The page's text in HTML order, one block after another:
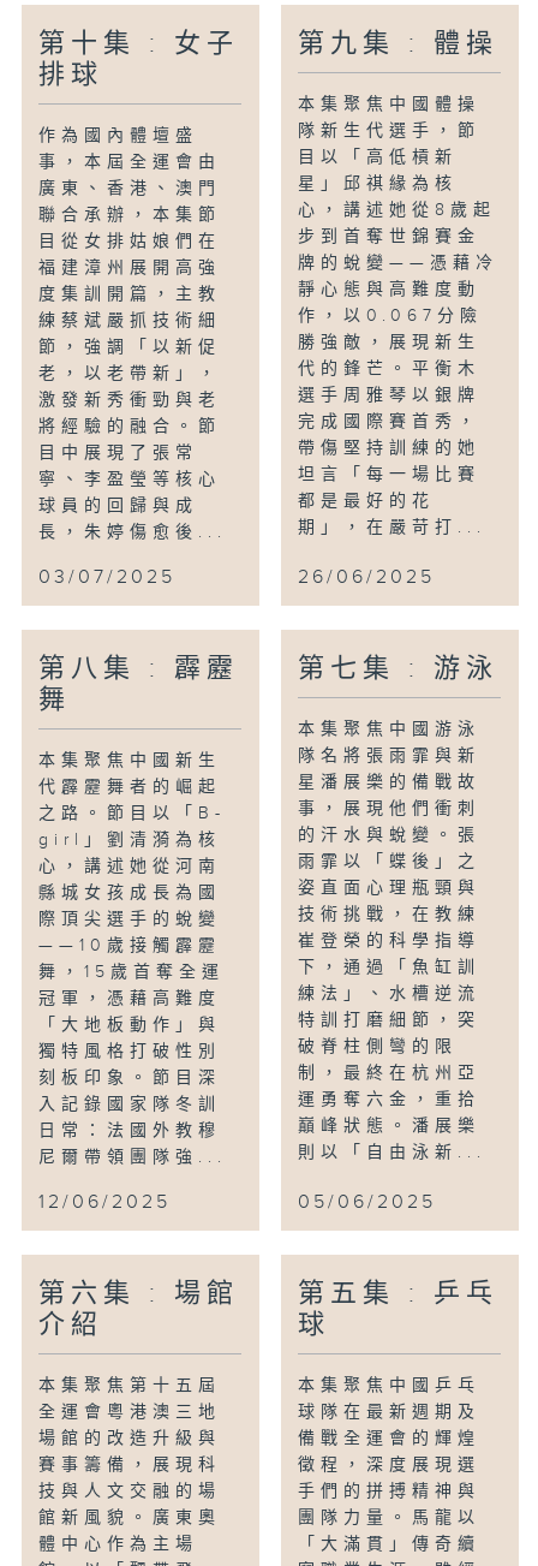
第十集 : 女子
排球
作為國內體壇盛
事，本屆全運會由
廣東、香港、澳門
聯合承辦，本集節
目從女排姑娘們在
福建漳州展開高強
度集訓開篇，主教
練蔡斌嚴抓技術細
節，強調「以新促
老，以老帶新」，
激發新秀衝勁與老
將經驗的融合。節
目中展現了張常
寧、李盈瑩等核心
球員的回歸與成
長，朱婷傷愈後...
03/07/2025
第九集 : 體操
本集聚焦中國體操
隊新生代選手，節
目以「高低槓新
星」邱祺緣為核
心，講述她從8歲起
步到首奪世錦賽金
牌的蛻變——憑藉冷
靜心態與高難度動
作，以0.067分險
勝強敵，展現新生
代的鋒芒。平衡木
選手周雅琴以銀牌
完成國際賽首秀，
帶傷堅持訓練的她
坦言「每一場比賽
都是最好的花
期」，在嚴苛打...
26/06/2025
第八集 : 霹靂
舞
本集聚焦中國新生
代霹靂舞者的崛起
之路。節目以「B-
girl」劉清漪為核
心，講述她從河南
縣城女孩成長為國
際頂尖選手的蛻變
——10歲接觸霹靂
舞，15歲首奪全運
冠軍，憑藉高難度
「大地板動作」與
獨特風格打破性別
刻板印象。節目深
入記錄國家隊冬訓
日常：法國外教穆
尼爾帶領團隊強...
12/06/2025
第七集 : 游泳
本集聚焦中國游泳
隊名將張雨霏與新
星潘展樂的備戰故
事，展現他們衝刺
的汗水與蛻變。張
雨霏以「蝶後」之
姿直面心理瓶頸與
技術挑戰，在教練
崔登榮的科學指導
下，通過「魚缸訓
練法」、水槽逆流
特訓打磨細節，突
破脊柱側彎的限
制，最終在杭州亞
運勇奪六金，重拾
巔峰狀態。潘展樂
則以「自由泳新...
05/06/2025
第六集 : 場館
介紹
本集聚焦第十五屆
全運會粵港澳三地
場館的改造升級與
賽事籌備，展現科
技與人文交融的場
館新風貌。廣東奧
體中心作為主場
第五集 : 乒乓
球
本集聚焦中國乒乓
球隊在最新週期及
備戰全運會的輝煌
徵程，深度展現選
手們的拼搏精神與
團隊力量。馬龍以
「大滿貫」傳奇續